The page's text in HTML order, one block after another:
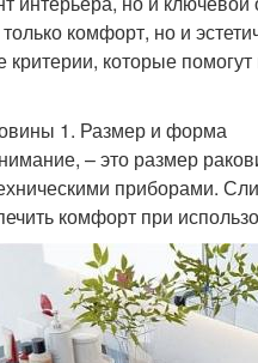
комфорт, но и
которые
1. Размер и форма
– это размер
приборами.
комфорт при